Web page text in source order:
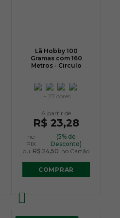
Lã Hobby 100
Gramas com 160
Metros - Circulo
+ 27 cores
R$ 23,28
no
PIX
(5% de
Desconto)
ou R$ 24,50 no Cartão
COMPRAR